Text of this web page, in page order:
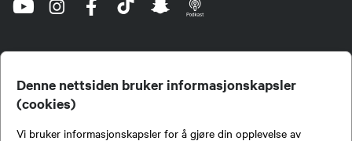
Denne nettsiden bruker informasjonskapsler
(cookies)
Vi bruker informasjonskapsler for å gjøre din opplevelse av
jegere og sportsfiskere og et av de viktigste miljøene for formidling av kunnskap om jakt og